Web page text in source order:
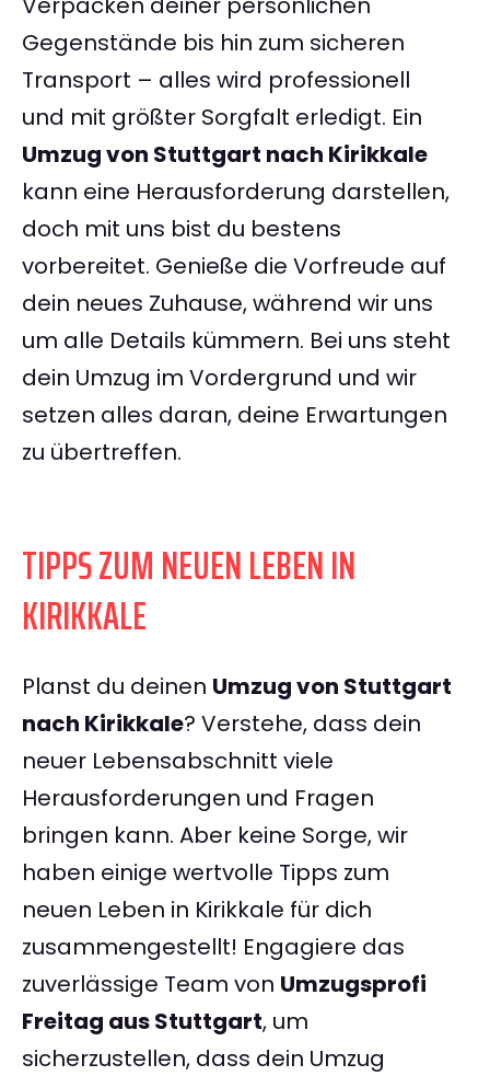
Gegenstände bis hin zum sicheren
Transport – alles wird professionell
und mit größter Sorgfalt erledigt. Ein
Umzug von Stuttgart nach Kirikkale
kann eine Herausforderung darstellen,
doch mit uns bist du bestens
vorbereitet. Genieße die Vorfreude auf
dein neues Zuhause, während wir uns
um alle Details kümmern. Bei uns steht
dein Umzug im Vordergrund und wir
setzen alles daran, deine Erwartungen
zu übertreffen.
TIPPS ZUM NEUEN LEBEN IN
KIRIKKALE
Planst du deinen Umzug von Stuttgart
nach Kirikkale? Verstehe, dass dein
neuer Lebensabschnitt viele
Herausforderungen und Fragen
bringen kann. Aber keine Sorge, wir
haben einige wertvolle Tipps zum
neuen Leben in Kirikkale für dich
zusammengestellt! Engagiere das
zuverlässige Team von Umzugsprofi
Freitag aus Stuttgart, um
sicherzustellen, dass dein Umzug